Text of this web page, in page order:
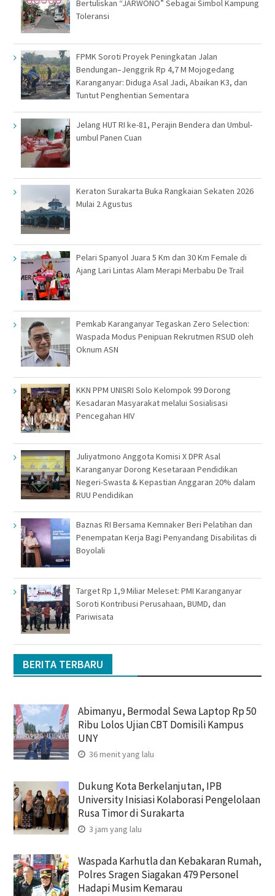
Bertuliskan “JARWONO” Sebagai Simbol Kampung
Toleransi
FPMK Soroti Proyek Peningkatan Jalan
Bendungan–Jenggrik Rp 4,7 M Mojogedang
Karanganyar: Diduga Asal Jadi, Abaikan K3, dan
Tuntut Penghentian Sementara
Jelang HUT RI ke-81, Perajin Bendera dan Umbul-
umbul Panen Cuan
Keraton Surakarta Buka Rangkaian Sekaten 2026
Mulai 2 Agustus
Pelari Spanyol Juara 5 Km dan 30 Km Female di
Ajang Lari Lintas Alam Merapi Merbabu De Trail
Pemkab Karanganyar Tegaskan Zero Selection:
Waspada Modus Penipuan Rekrutmen RSUD oleh
Oknum ASN
KKN PPM UNISRI Solo Kelompok 99 Dorong
Kesadaran Masyarakat melalui Sosialisasi
Pencegahan HIV
Juliyatmono Anggota Komisi X DPR Asal
Karanganyar Dorong Kesetaraan Pendidikan
Negeri-Swasta & Kepastian Anggaran 20% dalam
RUU Pendidikan
Baznas RI Bersama Kemnaker Beri Pelatihan dan
Penempatan Kerja Bagi Penyandang Disabilitas di
Boyolali
Target Rp 1,9 Miliar Meleset: PMI Karanganyar
Soroti Kontribusi Perusahaan, BUMD, dan
Pariwisata
BERITA TERBARU
Abimanyu, Bermodal Sewa Laptop Rp 50
Ribu Lolos Ujian CBT Domisili Kampus
UNY
36 menit yang lalu
Dukung Kota Berkelanjutan, IPB
University Inisiasi Kolaborasi Pengelolaan
Rusa Timor di Surakarta
3 jam yang lalu
Waspada Karhutla dan Kebakaran Rumah,
Polres Sragen Siagakan 479 Personel
Hadapi Musim Kemarau